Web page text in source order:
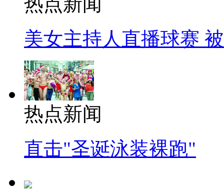
美女主持人直播球赛
热点新闻
直击"圣诞泳装裸跑"